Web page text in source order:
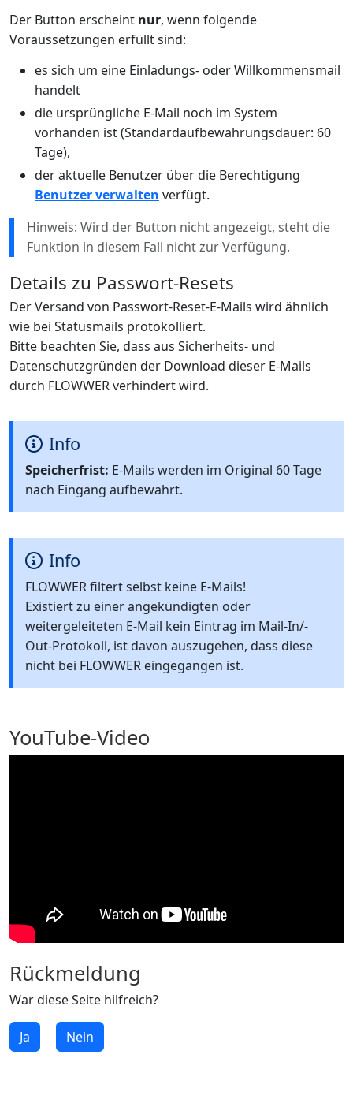
Der Button erscheint nur, wenn folgende
Voraussetzungen erfüllt sind:
es sich um eine Einladungs- oder Willkommensmail
handelt
die ursprüngliche E-Mail noch im System
vorhanden ist (Standardaufbewahrungsdauer: 60
Tage),
der aktuelle Benutzer über die Berechtigung
Benutzer verwalten verfügt.
Hinweis: Wird der Button nicht angezeigt, steht die
Funktion in diesem Fall nicht zur Verfügung.
Details zu Passwort-Resets
Der Versand von Passwort-Reset-E-Mails wird ähnlich
wie bei Statusmails protokolliert.
Bitte beachten Sie, dass aus Sicherheits- und
Datenschutzgründen der Download dieser E-Mails
durch FLOWWER verhindert wird.
Info
Speicherfrist: E-Mails werden im Original 60 Tage
nach Eingang aufbewahrt.
Info
FLOWWER filtert selbst keine E-Mails!
Existiert zu einer angekündigten oder
weitergeleiteten E-Mail kein Eintrag im Mail-In/-
Out-Protokoll, ist davon auszugehen, dass diese
nicht bei FLOWWER eingegangen ist.
YouTube-Video
Rückmeldung
War diese Seite hilfreich?
Ja Nein